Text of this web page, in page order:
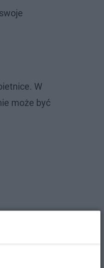
W
może być